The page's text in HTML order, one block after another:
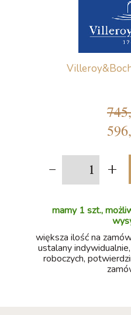
- +
mamy 1 szt.,
większa ilość na
ustalany
roboczych,